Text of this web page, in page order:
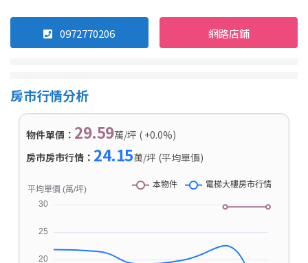
0972770206 網路店鋪
房市行情分析
物件單價： 29.59萬/坪 ( +0.0%)
房市房市行情： 24.15萬/坪 (平均單價)